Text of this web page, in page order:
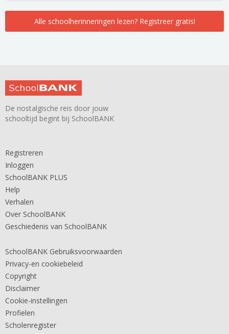
Alle schoolherinneringen lezen? Registreer gratis!
De nostalgische reis door jouw
schooltijd begint bij SchoolBANK
Registreren
Inloggen
SchoolBANK PLUS
Help
Verhalen
Over SchoolBANK
Geschiedenis van SchoolBANK
SchoolBANK Gebruiksvoorwaarden
Privacy-en cookiebeleid
Copyright
Disclaimer
Cookie-instellingen
Profielen
Scholenregister